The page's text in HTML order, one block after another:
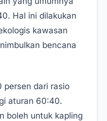
Hal ini dilakukan
kawasan
bencana
persen dari rasio
aturan 60:40.
boleh untuk kapling